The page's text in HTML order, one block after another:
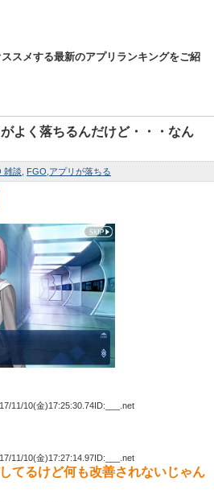
スメする最新のアプリランキングをご紹
よく落ちるんだけど・・・なん
雑談 FGO アプリが落ちる
11/10(金)17:25:30.74ID:___.net
11/10(金)17:27:14.97ID:___.net
てるけど何も改善されないじゃん